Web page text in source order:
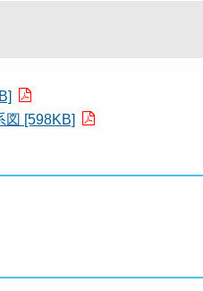
図 [598KB]